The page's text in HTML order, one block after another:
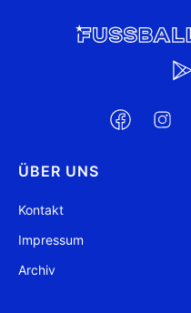
ÜBER UNS
Kontakt
Impressum
Archiv